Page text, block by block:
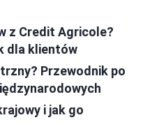
z Credit Agricole?
dla klientów
Przewodnik po
i jak go